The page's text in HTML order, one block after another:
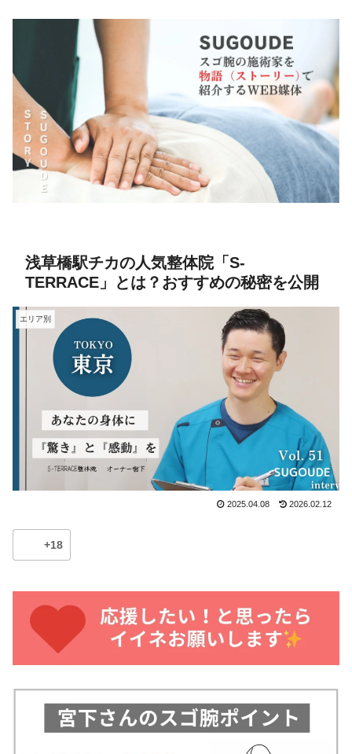
浅草橋駅チカの人気整体院「S-
TERRACE」とは？おすすめの秘密を公開
エリア別
2025.04.08 2026.02.12
+18